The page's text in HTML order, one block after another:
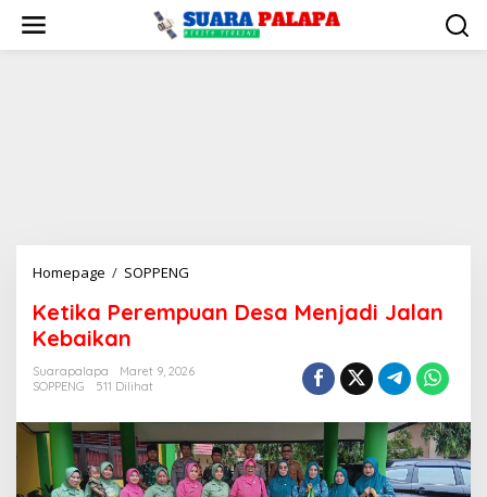
konten
Homepage / SOPPENG
Desa
Kebaikan
Ketika Perempuan Desa Menjadi Jalan
Kebaikan
Suarapalapa
Maret 9, 2026
SOPPENG
511 Dilihat